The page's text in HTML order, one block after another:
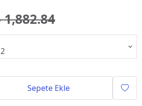
1,882.84
Sepete Ekle